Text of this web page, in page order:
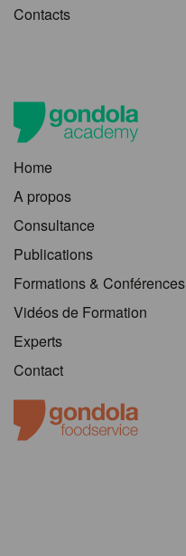
Contacts
Home
A propos
Consultance
Publications
Formations & Conférences
Vidéos de Formation
Experts
Contact